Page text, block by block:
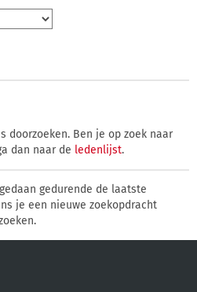
doorzoeken. Ben je op zoek naar
dan naar de ledenlijst.
gedurende de laatste
je een nieuwe zoekopdracht